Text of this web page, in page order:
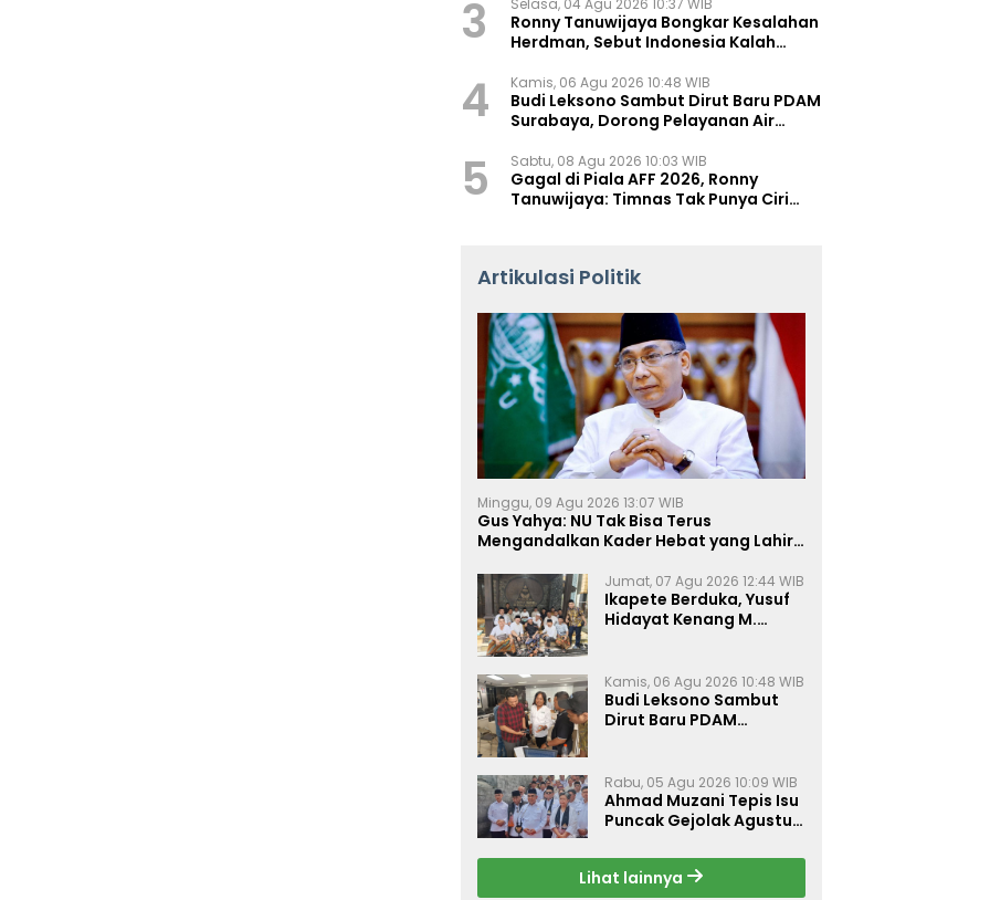
3 Selasa, 04 Agu 2026 10:37 WIB
Ronny Tanuwijaya Bongkar Kesalahan
Herdman, Sebut Indonesia Kalah
4 Kamis, 06 Agu 2026 10:48 WIB
Budi Leksono Sambut Dirut Baru PDAM
Surabaya, Dorong Pelayanan Air
5 Sabtu, 08 Agu 2026 10:03 WIB
Gagal di Piala AFF 2026, Ronny
Tanuwijaya: Timnas Tak Punya Ciri
Artikulasi Politik
Minggu, 09 Agu 2026 13:07 WIB
Gus Yahya: NU Tak Bisa Terus
Mengandalkan Kader Hebat yang Lahir
Jumat, 07 Agu 2026 12:44 WIB
Ikapete Berduka, Yusuf
Hidayat Kenang M.
Sesama Alumni
Tebuireng
Kamis, 06 Agu 2026 10:48 WIB
Budi Leksono Sambut
Dirut Baru PDAM
Makin Prima
Rabu, 05 Agu 2026 10:09 WIB
Ahmad Muzani Tepis Isu
Puncak Gejolak Agustus
Perkuat Persatuan
Lihat lainnya